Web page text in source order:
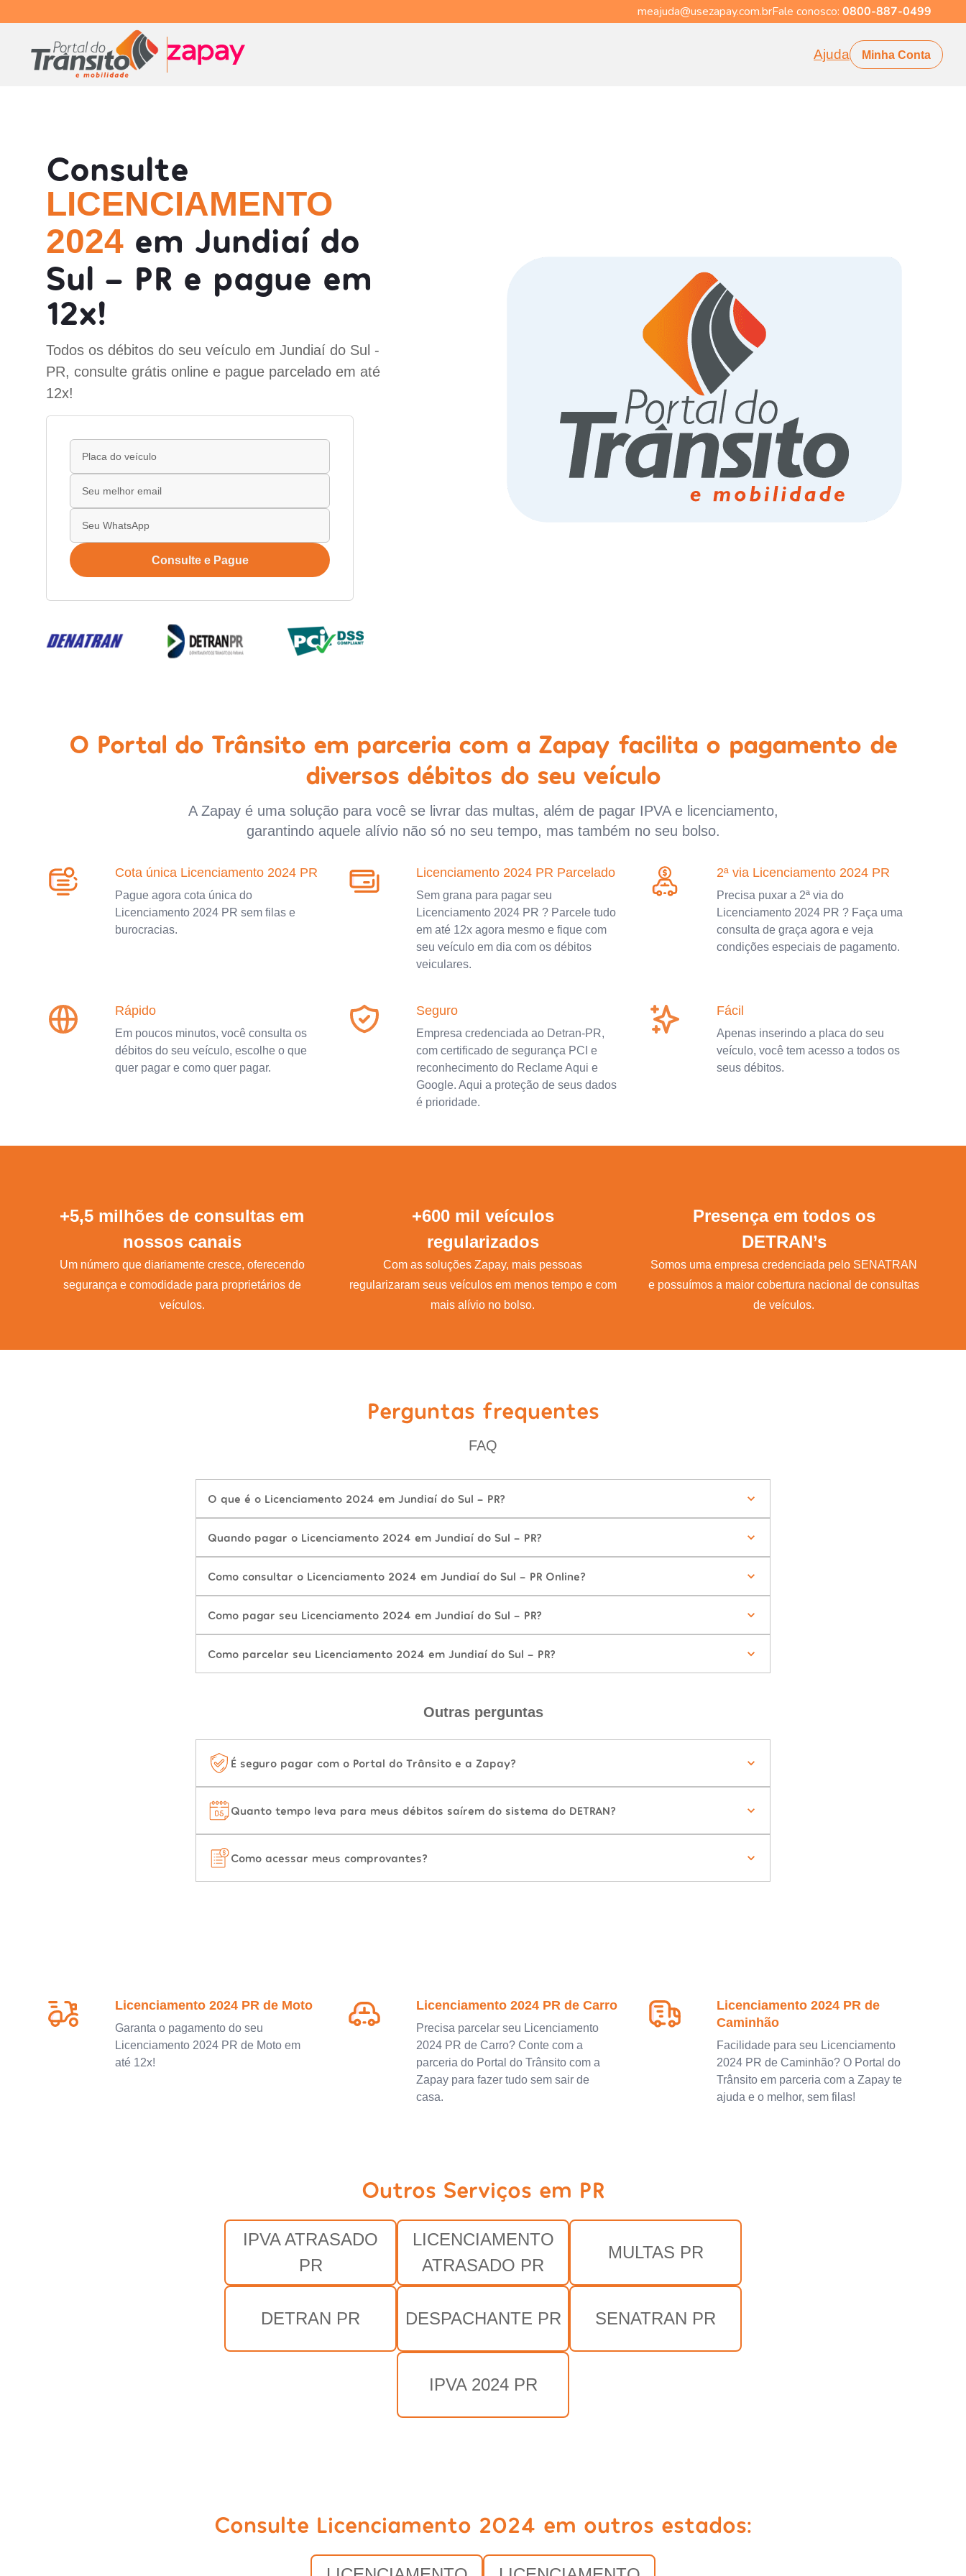
meajuda@usezapay.com.brFale conosco: 0800-887-0499
Ajuda Minha Conta
Consulte
LICENCIAMENTO
2024 em Jundiaí do
Sul - PR e pague em
12x!
Todos os débitos do seu veículo em Jundiaí do Sul -
PR, consulte grátis online e pague parcelado em até
12x!
Consulte e Pague
O Portal do Trânsito em parceria com a Zapay facilita o pagamento de
diversos débitos do seu veículo
A Zapay é uma solução para você se livrar das multas, além de pagar IPVA e licenciamento,
garantindo aquele alívio não só no seu tempo, mas também no seu bolso.
Cota única Licenciamento 2024 PR
Pague agora cota única do
Licenciamento 2024 PR sem filas e
burocracias.
Licenciamento 2024 PR Parcelado
Sem grana para pagar seu
Licenciamento 2024 PR ? Parcele tudo
em até 12x agora mesmo e fique com
seu veículo em dia com os débitos
veiculares.
2ª via Licenciamento 2024 PR
Precisa puxar a 2ª via do
Licenciamento 2024 PR ? Faça uma
consulta de graça agora e veja
condições especiais de pagamento.
Rápido
Em poucos minutos, você consulta os
débitos do seu veículo, escolhe o que
quer pagar e como quer pagar.
Seguro
Empresa credenciada ao Detran-PR,
com certificado de segurança PCI e
reconhecimento do Reclame Aqui e
Google. Aqui a proteção de seus dados
é prioridade.
Fácil
Apenas inserindo a placa do seu
veículo, você tem acesso a todos os
seus débitos.
+5,5 milhões de consultas em
nossos canais
Um número que diariamente cresce, oferecendo
segurança e comodidade para proprietários de
veículos.
+600 mil veículos
regularizados
Com as soluções Zapay, mais pessoas
regularizaram seus veículos em menos tempo e com
mais alívio no bolso.
Presença em todos os
DETRAN’s
Somos uma empresa credenciada pelo SENATRAN
e possuímos a maior cobertura nacional de consultas
de veículos.
Perguntas frequentes
FAQ
O que é o Licenciamento 2024 em Jundiaí do Sul - PR?
Quando pagar o Licenciamento 2024 em Jundiaí do Sul - PR?
Como consultar o Licenciamento 2024 em Jundiaí do Sul - PR Online?
Como pagar seu Licenciamento 2024 em Jundiaí do Sul - PR?
Como parcelar seu Licenciamento 2024 em Jundiaí do Sul - PR?
Outras perguntas
É seguro pagar com o Portal do Trânsito e a Zapay?
Quanto tempo leva para meus débitos saírem do sistema do DETRAN?
Como acessar meus comprovantes?
Licenciamento 2024 PR de Moto
Garanta o pagamento do seu
Licenciamento 2024 PR de Moto em
até 12x!
Licenciamento 2024 PR de Carro
Precisa parcelar seu Licenciamento
2024 PR de Carro? Conte com a
parceria do Portal do Trânsito com a
Zapay para fazer tudo sem sair de
casa.
Licenciamento 2024 PR de
Caminhão
Facilidade para seu Licenciamento
2024 PR de Caminhão? O Portal do
Trânsito em parceria com a Zapay te
ajuda e o melhor, sem filas!
Outros Serviços em PR
IPVA ATRASADO
PR
LICENCIAMENTO
ATRASADO PR
MULTAS PR
DETRAN PR DESPACHANTE PR SENATRAN PR
IPVA 2024 PR
Consulte Licenciamento 2024 em outros estados: